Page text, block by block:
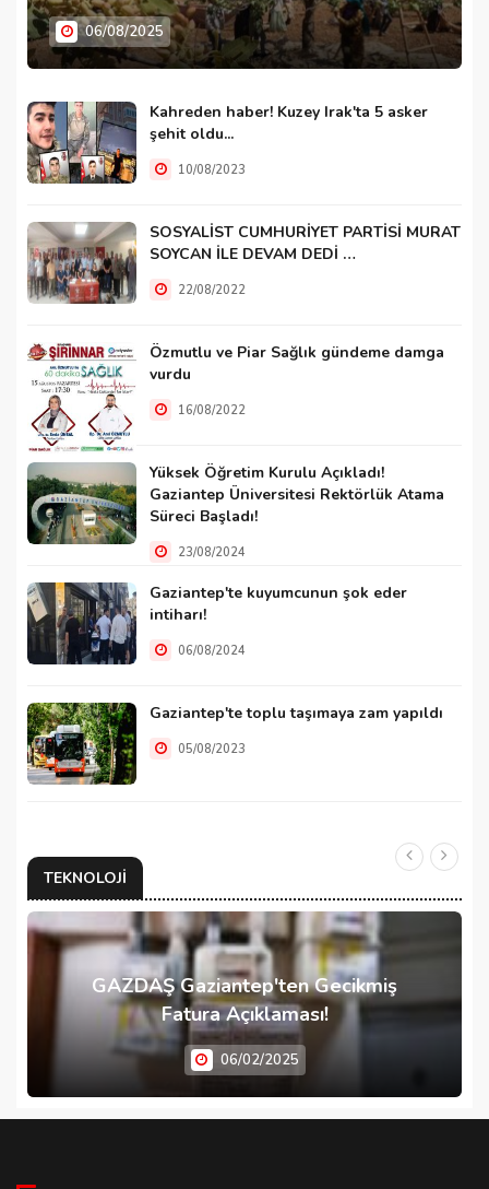
06/08/2025
Kahreden haber! Kuzey Irak'ta 5 asker
şehit oldu...
10/08/2023
SOSYALİST CUMHURİYET PARTİSİ MURAT
SOYCAN İLE DEVAM DEDİ …
22/08/2022
Özmutlu ve Piar Sağlık gündeme damga
vurdu
16/08/2022
Yüksek Öğretim Kurulu Açıkladı!
Gaziantep Üniversitesi Rektörlük Atama
Süreci Başladı!
23/08/2024
Gaziantep'te kuyumcunun şok eder
intiharı!
06/08/2024
Gaziantep'te toplu taşımaya zam yapıldı
05/08/2023
TEKNOLOJI
GAZDAŞ Gaziantep'ten Gecikmiş
Fatura Açıklaması!
06/02/2025